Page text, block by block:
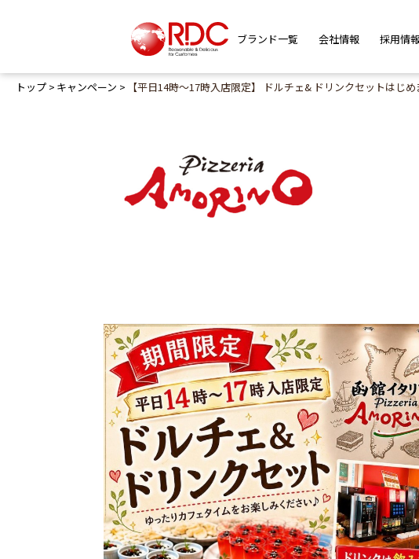
ブランド一覧 会社情報 採用情
トップ キャンペーン 【平日14時〜17時入店限定】 ドルチェ& ドリンクセットはじめ